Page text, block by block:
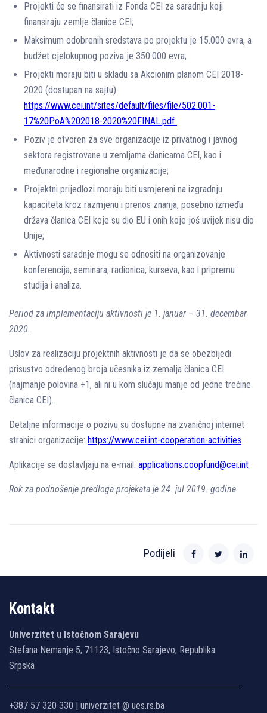
Projekti će se finansirati iz Fonda CEI za saradnju koji
finansiraju zemlje članice CEI;
Maksimum odobrenih sredstava po projektu je 15.000 evra, a
budžet cjelokupnog poziva je 350.000 evra;
Projekti moraju biti u skladu sa Akcionim planom CEI 2018-
2020 (dostupan na sajtu):
https://www.cei.int/sites/default/files/file/502.001-
17%20PoA%202018-2020%20FINAL.pdf
Poziv je otvoren za sve organizacije iz privatnog i javnog
sektora registrovane u zemljama članicama CEI, kao i
međunarodne i regionalne organizacije;
Projektni prijedlozi moraju biti usmjereni na izgradnju
kapaciteta kroz razmjenu i prenos znanja, posebno između
država članica CEI koje su dio EU i onih koje još uvijek nisu dio
Unije;
Aktivnosti saradnje mogu se odnositi na organizovanje
konferencija, seminara, radionica, kurseva, kao i pripremu
studija i analiza.
Period za implementaciju aktivnosti je 1. januar – 31. decembar
2020.
Uslov za realizaciju projektnih aktivnosti je da se obezbijedi
prisustvo određenog broja učesnika iz zemalja članica CEI
(najmanje polovina +1, ali ni u kom slučaju manje od jedne trećine
članica CEI).
Detaljne informacije o pozivu su dostupne na zvaničnoj internet
stranici organizacije: https://www.cei.int-cooperation-activities
Aplikacije se dostavljaju na e-mail: applications.coopfund@cei.int
Rok za podnošenje predloga projekata je 24. jul 2019. godine.
Podijeli
Kontakt
Univerzitet u Istočnom Sarajevu
Stefana Nemanje 5, 71123, Istočno Sarajevo, Republika
Srpska
+387 57 320 330 | univerzitet @ ues.rs.ba